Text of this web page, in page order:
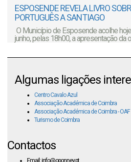
ESPOSENDE REVELA LIVRO
PORTUGUÊS A SANTIAGO
O Município de Esposende acolhe
junho, pelas 18h00, a apresentação da
Algumas ligações
Centro Cavalo Azul
Associação Académica de Coimbra
Associação Académica de Coimbra - OAF
Turismo de Coimbra
Contactos
Email: info@oponney.pt